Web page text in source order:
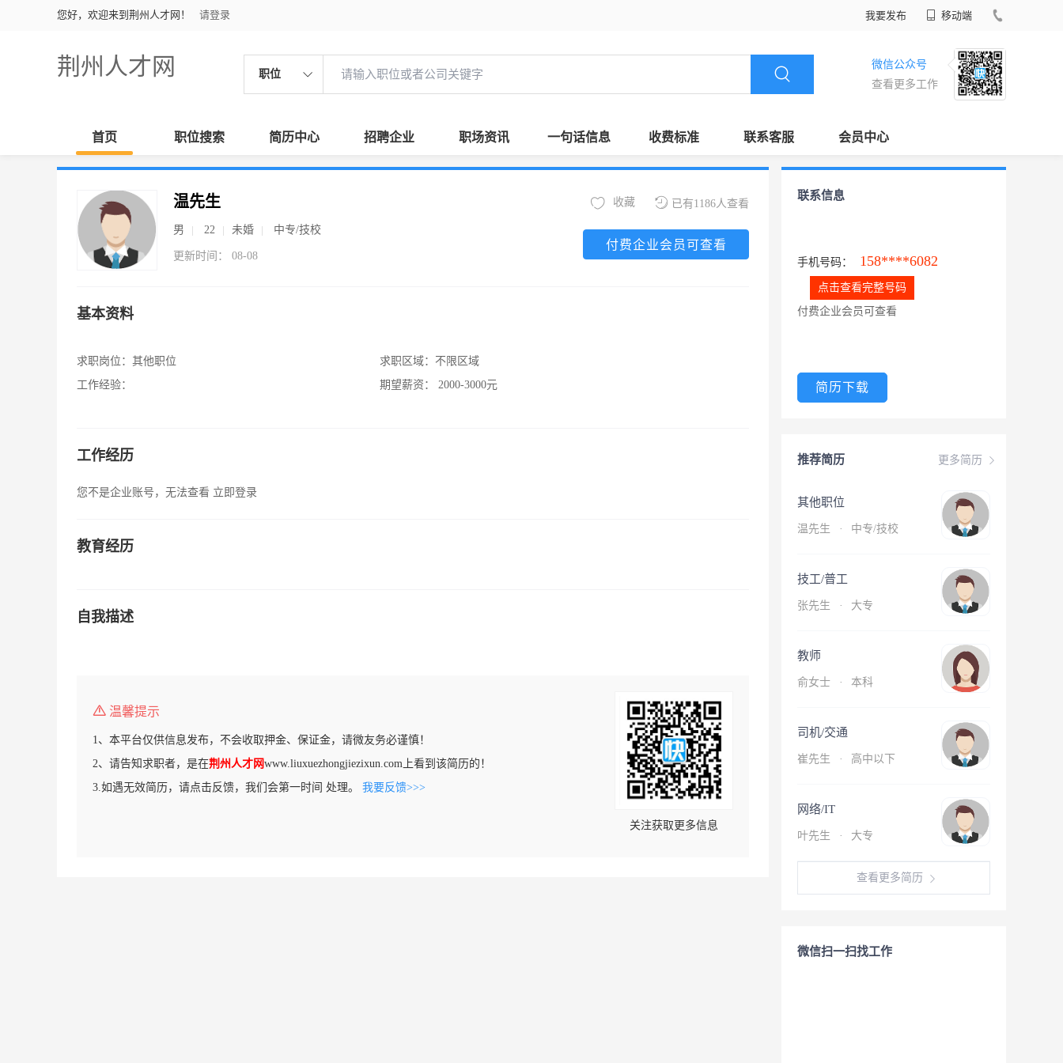
您好，欢迎来到荆州人才网！ 请登录 我要发布 移动端
荆州人才网 职位
微信公众号
查看更多工作
首页 职位搜索 简历中心 招聘企业 职场资讯 一句话信息 收费标准 联系客服 会员中心
温先生
男 22 未婚 中专/技校
更新时间： 08-08
已有1186人查看
收藏
付费企业会员可查看
基本资料
求职岗位： 其他职位
工作经验：
求职区域： 不限区域
期望薪资：
2000-3000元
工作经历
您不是企业账号，无法查看 立即登录
教育经历
自我描述
温馨提示
1、本平台仅供信息发布，不会收取押金、保证金，请微友务必谨慎！
2、请告知求职者，是在荆州人才网www.liuxuezhongjiezixun.com上看到该简历的！
3.如遇无效简历，请点击反馈，我们会第一时间 处理。 我要反馈>>>
关注获取更多信息
联系信息
手机号码： 158****6082
点击查看完整号码
付费企业会员可查看
简历下载
更多简历
推荐简历
其他职位
温先生 · 中专/技校
技工/普工
张先生 · 大专
教师
俞女士 · 本科
司机/交通
崔先生 · 高中以下
网络/IT
叶先生 · 大专
查看更多简历
微信扫一扫找工作